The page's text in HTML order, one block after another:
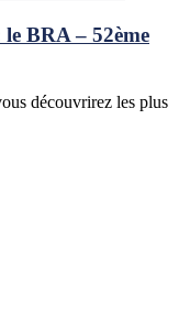
BRA – 52ème
découvrirez les plus